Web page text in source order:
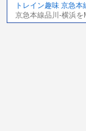
トレイン趣味 京急本
京急本線品川-横浜